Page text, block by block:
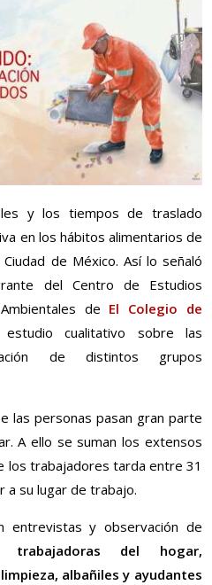
y los tiempos de traslado
en los hábitos alimentarios de
de México. Así lo señaló
del Centro de Estudios
de El Colegio de
cualitativo sobre las
de distintos grupos
las personas pasan gran parte
A ello se suman los extensos
los trabajadores tarda entre 31
a su lugar de trabajo.
entrevistas y observación de
trabajadoras del hogar,
albañiles y ayudantes